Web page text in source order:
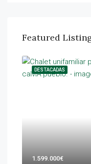
Featured
DESTACADAS
1.599.000€